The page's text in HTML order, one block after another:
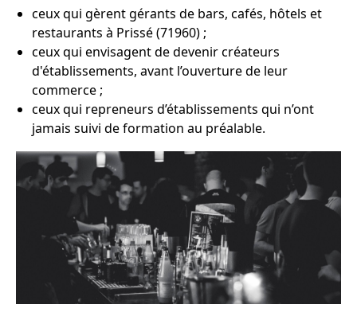
ceux qui gèrent gérants de bars, cafés, hôtels et
restaurants à Prissé (71960) ;
ceux qui envisagent de devenir créateurs
d'établissements, avant l’ouverture de leur
commerce ;
ceux qui repreneurs d’établissements qui n’ont
jamais suivi de formation au préalable.